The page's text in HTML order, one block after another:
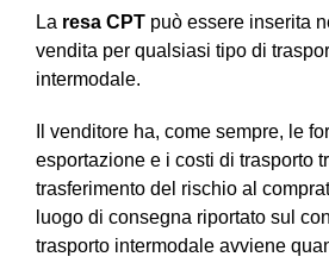
La resa CPT può essere inserita
vendita per qualsiasi tipo di
intermodale.
Il venditore ha, come sempre, le
esportazione e i costi di trasporto
trasferimento del rischio al
luogo di consegna riportato sul
trasporto intermodale avviene